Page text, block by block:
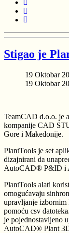
Stigao je
19 Oktobar
19 Oktobar
TeamCAD d.o.o. je
kompanije CAD
Gore i Makedonije.
PlantTools je set
dizajnirani da
AutoCAD® P&ID i
PlantTools alati
omogućavaju
upravljanje izbornim
pomoću csv
je pojednostavljeno
AutoCAD® Plant